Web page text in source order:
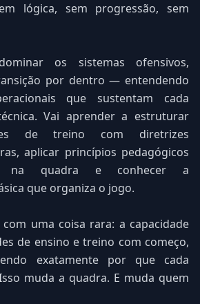
lógica, sem progressão, sem
os sistemas ofensivos,
por dentro — entendendo
que sustentam cada
Vai aprender a estruturar
de treino com diretrizes
aplicar princípios pedagógicos
na quadra e conhecer a
que organiza o jogo.
uma coisa rara: a capacidade
de ensino e treino com começo,
exatamente por que cada
muda a quadra. E muda quem